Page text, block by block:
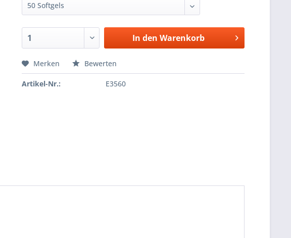
In den Warenkorb
Merken Bewerten
Artikel-Nr.: E3560